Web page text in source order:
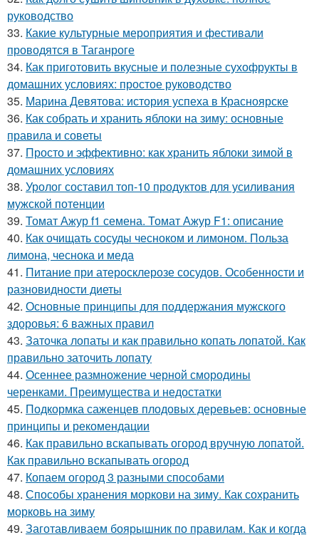
руководство
33. Какие культурные мероприятия и фестивали
проводятся в Таганроге
34. Как приготовить вкусные и полезные сухофрукты в
домашних условиях: простое руководство
35. Марина Девятова: история успеха в Красноярске
36. Как собрать и хранить яблоки на зиму: основные
правила и советы
37. Просто и эффективно: как хранить яблоки зимой в
домашних условиях
38. Уролог составил топ-10 продуктов для усиливания
мужской потенции
39. Томат Ажур f1 семена. Томат Ажур F1: описание
40. Как очищать сосуды чесноком и лимоном. Польза
лимона, чеснока и меда
41. Питание при атеросклерозе сосудов. Особенности и
разновидности диеты
42. Основные принципы для поддержания мужского
здоровья: 6 важных правил
43. Заточка лопаты и как правильно копать лопатой. Как
правильно заточить лопату
44. Осеннее размножение черной смородины
черенками. Преимущества и недостатки
45. Подкормка саженцев плодовых деревьев: основные
принципы и рекомендации
46. Как правильно вскапывать огород вручную лопатой.
Как правильно вскапывать огород
47. Копаем огород 3 разными способами
48. Способы хранения моркови на зиму. Как сохранить
морковь на зиму
49. Заготавливаем боярышник по правилам. Как и когда